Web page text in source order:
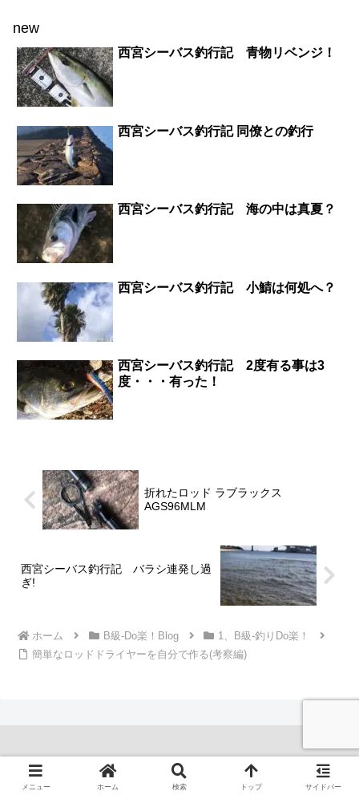
new
西宮シーバス釣行記 青物リベンジ！
西宮シーバス釣行記 同僚との釣行
西宮シーバス釣行記 海の中は真夏？
西宮シーバス釣行記 小鯖は何処へ？
西宮シーバス釣行記 2度有る事は3
度・・・有った！
折れたロッド ラブラックス
AGS96MLM
西宮シーバス釣行記 バラシ連発し過
ぎ!
ホーム B級-Do楽！Blog
1、B級-釣りDo楽！
簡単なロッドドライヤーを自分で作る(考察編)
© 2020 YossyのB級‐Do楽！.
メニュー ホーム 検索 トップ サイドバー